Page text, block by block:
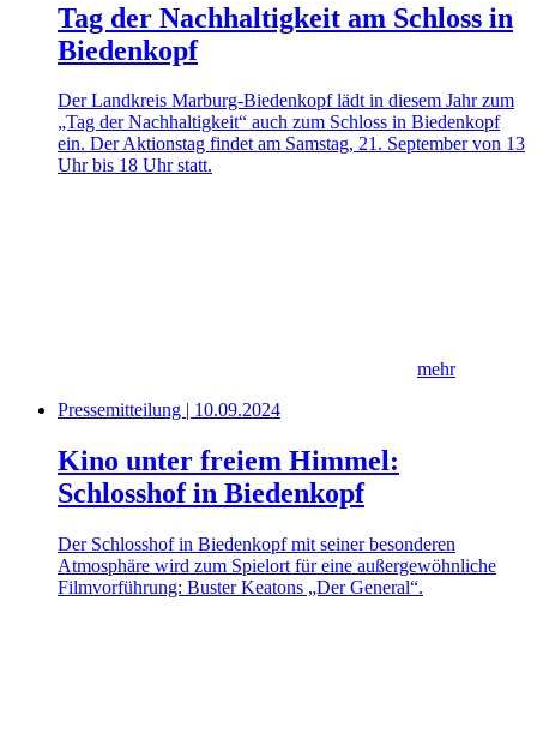
Tag der Nachhaltigkeit am Schloss in
Biedenkopf
Der Landkreis Marburg-Biedenkopf lädt in diesem Jahr zum
„Tag der Nachhaltigkeit“ auch zum Schloss in Biedenkopf
ein. Der Aktionstag findet am Samstag, 21. September von 13
Uhr bis 18 Uhr statt.
mehr
Pressemitteilung | 10.09.2024
Kino unter freiem Himmel:
Schlosshof in Biedenkopf
Der Schlosshof in Biedenkopf mit seiner besonderen
Atmosphäre wird zum Spielort für eine außergewöhnliche
Filmvorführung: Buster Keatons „Der General“.